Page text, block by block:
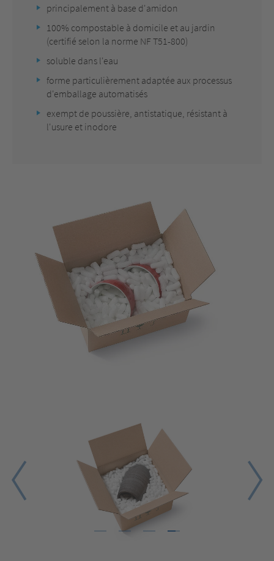
principalement à base d'amidon
100% compostable à domicile et au jardin
(certifié selon la norme NF T51-800)
soluble dans l'eau
forme particulièrement adaptée aux processus
d'emballage automatisés
exempt de poussière, antistatique, résistant à
l'usure et inodore